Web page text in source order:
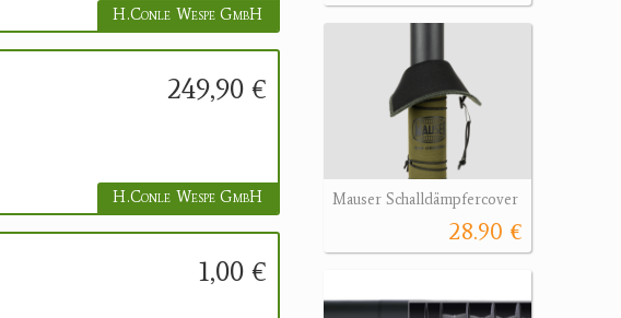
H.Conle Wespe GmbH
249,90 €
H.Conle Wespe GmbH
1,00 €
Mauser Schalldämpfercover
28.90 €